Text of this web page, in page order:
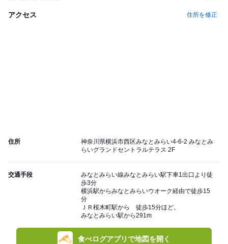
アクセス 住所を修正
住所
神奈川県横浜市西区みなとみらい4-6-2 みなとみ
らいグランドセントラルテラス 2F
交通手段
みなとみらい線みなとみらい駅下車1出口より徒
歩3分
横浜駅からみなとみらいウオーク経由で徒歩15
分
ＪＲ桜木町駅から 徒歩15分ほど。
みなとみらい駅から291m
食べログアプリで地図を開く